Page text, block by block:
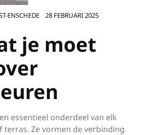
ENSCHEDE 28 FEBRUARI 2025
je moet
essentieel onderdeel van elk
terras. Ze vormen de verbinding